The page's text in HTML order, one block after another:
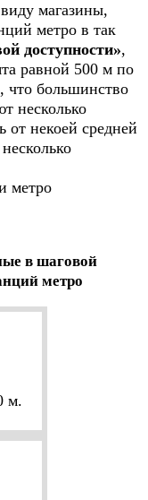
магазины,
метро в так
доступности»,
равной 500 м по
что большинство
несколько
от некоей средней
метро
в шаговой
метро
м.